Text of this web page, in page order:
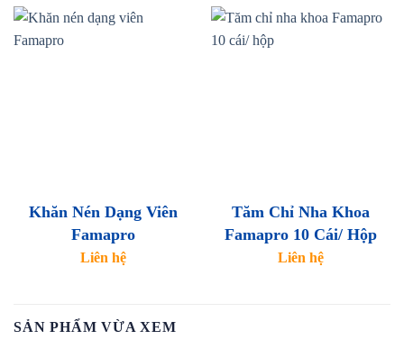
Khăn Nén Dạng Viên
Famapro
Liên hệ
Tăm Chỉ Nha Khoa
Famapro 10 Cái/ Hộp
Liên hệ
SẢN PHẨM VỪA XEM